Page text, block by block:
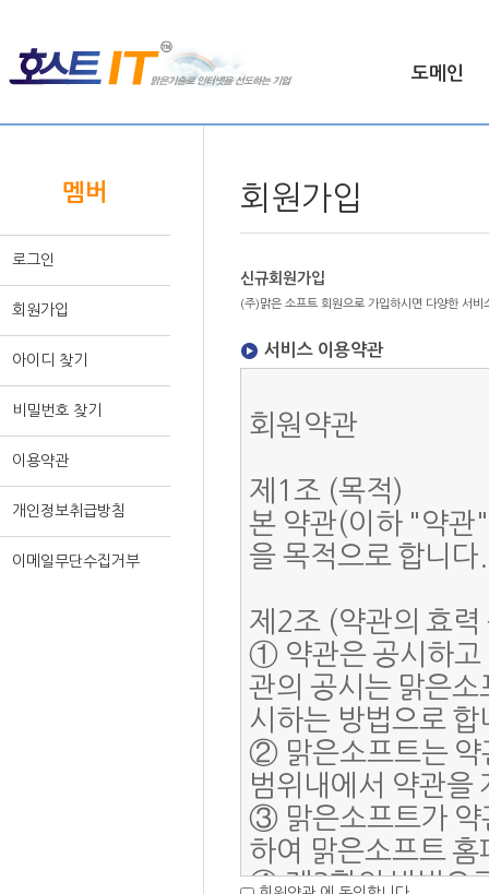
도메인
멤버
로그인
회원가입
아이디 찾기
비밀번호 찾기
이용약관
개인정보취급방침
이메일무단수집거부
회원가입
신규회원가입
(주)맑은 소프트 회원으로 가입하시면 다양한 서
서비스 이용약관